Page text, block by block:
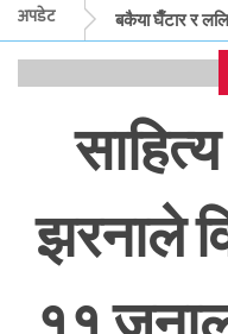
अपडेट
मकवानपुरको बकैया घैँटार र
मकवानपुरको बकैया घैँटार र
झरनाले